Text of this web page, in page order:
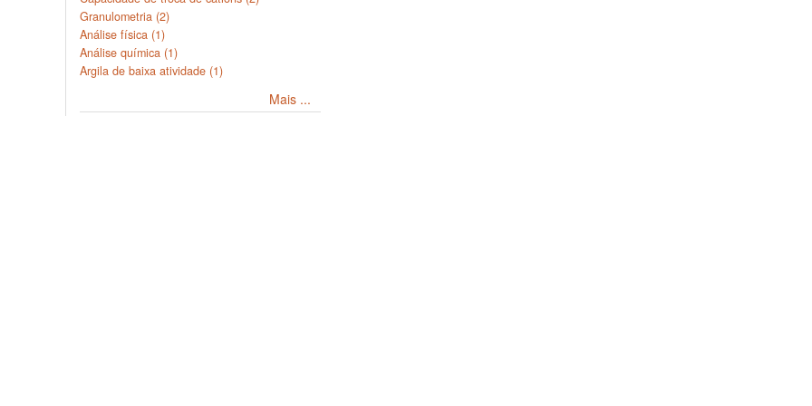
Granulometria (2)
Análise física (1)
Análise química (1)
Argila de baixa atividade (1)
Mais ...